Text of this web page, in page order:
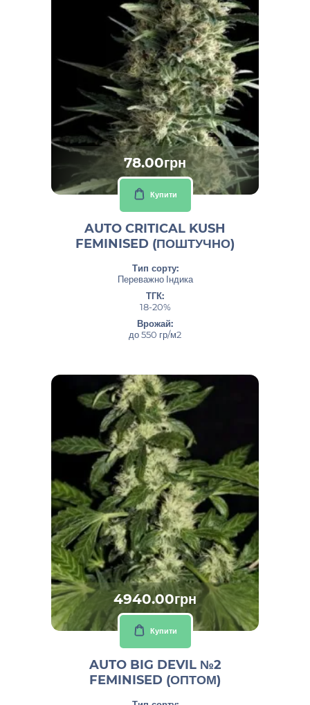
78.00грн
Купити
AUTO CRITICAL KUSH
FEMINISED (ПОШТУЧНО)
Тип сорту:
Переважно Індика
ТГК:
18-20%
Врожай:
до 550 гр/м2
4940.00грн
Купити
AUTO BIG DEVIL №2
FEMINISED (ОПТОМ)